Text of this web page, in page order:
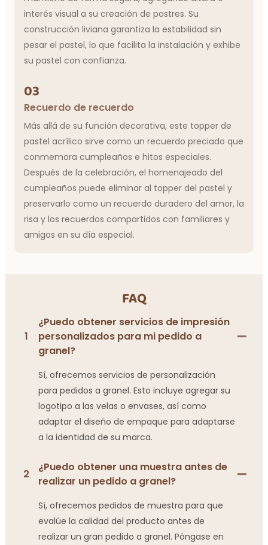
interés visual a su creación de postres. Su
construcción liviana garantiza la estabilidad sin
pesar el pastel, lo que facilita la instalación y exhibe
su pastel con confianza.
03
Recuerdo de recuerdo
Más allá de su función decorativa, este topper de
pastel acrílico sirve como un recuerdo preciado que
conmemora cumpleaños e hitos especiales.
Después de la celebración, el homenajeado del
cumpleaños puede eliminar al topper del pastel y
preservarlo como un recuerdo duradero del amor, la
risa y los recuerdos compartidos con familiares y
amigos en su día especial.
FAQ
1
¿Puedo obtener servicios de impresión
personalizados para mi pedido a
granel?
Sí, ofrecemos servicios de personalización
para pedidos a granel. Esto incluye agregar su
logotipo a las velas o envases, así como
adaptar el diseño de empaque para adaptarse
a la identidad de su marca.
2
¿Puedo obtener una muestra antes de
realizar un pedido a granel?
Sí, ofrecemos pedidos de muestra para que
evalúe la calidad del producto antes de
realizar un gran pedido a granel. Póngase en